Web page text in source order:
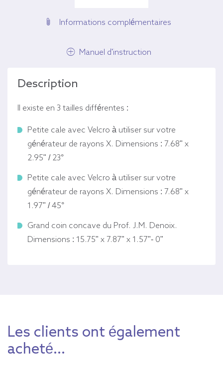
Informations complémentaires
Manuel d'instruction
Description
Il existe en 3 tailles différentes :
Petite cale avec Velcro à utiliser sur votre
générateur de rayons X. Dimensions : 7.68" x
2.95" / 23°
Petite cale avec Velcro à utiliser sur votre
générateur de rayons X. Dimensions : 7.68" x
1.97" / 45°
Grand coin concave du Prof. J.M. Denoix.
Dimensions : 15.75" x 7.87" x 1.57"- 0"
Les clients ont également
acheté...